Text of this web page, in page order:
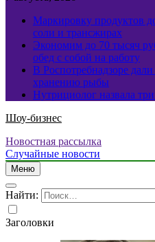
Маркировку продуктов
соли и трансжирах
Экономим до 70 тысяч
обед с собой на работу
В Роспотребнадзоре
хранению рыбы
Нутрициолог назвала
Шоу-бизнес
Новостная рассылка
Случайные новости
Меню
Найти:
Заголовки